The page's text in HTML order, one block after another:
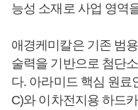
능성 소재로 사업 영역
애경케미칼은 기존 범
술력을 기반으로 첨단
다. 아라미드 핵심 원료
C)와 이차전지용 하드